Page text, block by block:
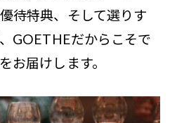
待特典、そして選りす
GOETHEだからこそで
お届けします。